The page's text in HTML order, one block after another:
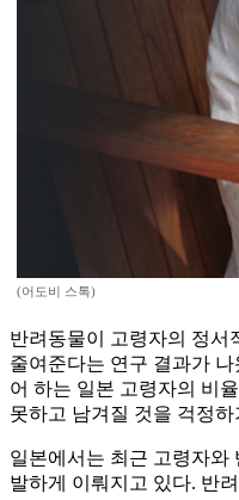
(어도비 스톡)
반려동물이 고령자의 정서
줄여준다는 연구 결과가
어 하는 일본 고령자의 비
못하고 남겨질 것을 걱정
일본에서는 최근 고령자와
발하게 이뤄지고 있다. 반